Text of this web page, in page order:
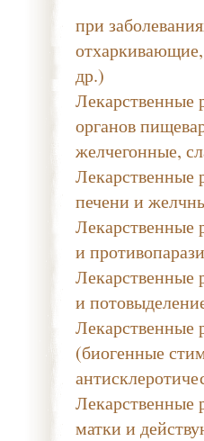
при
др.)
Лекарственные
органов
желчегонные,
Лекарственные
печени и
Лекарственные
и
Лекарственные
и
Лекарственные
(биогенные
Лекарственные
матки и